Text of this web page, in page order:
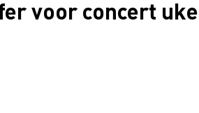
voor concert